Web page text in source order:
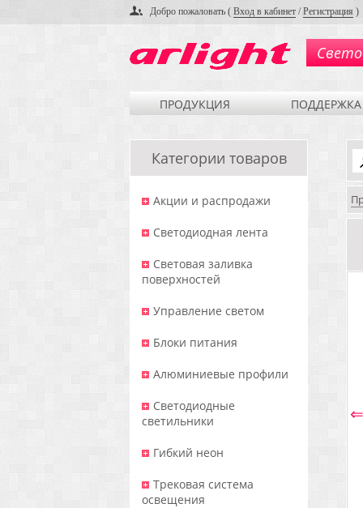
Добро пожаловать ( Вход в кабинет /Регистрация )
ПРОДУКЦИЯ ПОДДЕРЖКА
Категории товаров
Акции и распродажи
Светодиодная лента
Световая заливка
поверхностей
Управление светом
Блоки питания
Алюминиевые профили
Светодиодные
светильники
Гибкий неон
Трековая система
освещения
⇐